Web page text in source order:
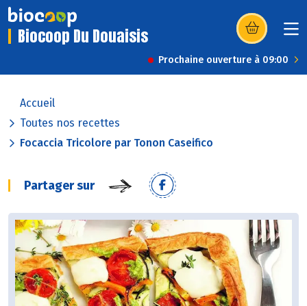
Biocoop Du Douaisis (s’ouvre dans
Prochaine ouverture à 09:00
Accueil
Toutes nos recettes
Focaccia Tricolore par Tonon Caseifico
Partager sur